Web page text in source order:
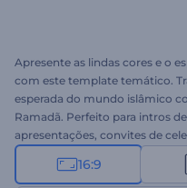
Apresente as lindas cores e o
com este template temático.
esperada do mundo islâmico
Ramadã. Perfeito para intros
apresentações, convites de
minuto para criar um vídeo que
Experimente agora mesmo!
16:9